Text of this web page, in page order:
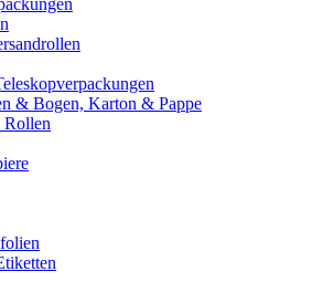
& Bogen, Karton & Pappe
Rollen